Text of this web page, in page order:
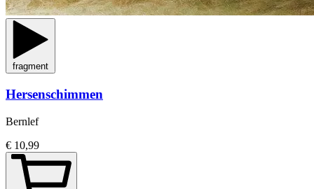
fragment
Hersenschimmen
Bernlef
€ 10,99